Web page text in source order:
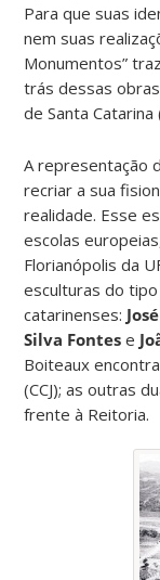
Para que suas
nem suas
Monumentos”
trás dessas
de Santa Catarina
A representação
recriar a sua
realidade. Esse
escolas
Florianópolis da
esculturas do
catarinenses:
Silva Fontes e
Boiteaux
(CCJ); as outras
frente à Reitoria.